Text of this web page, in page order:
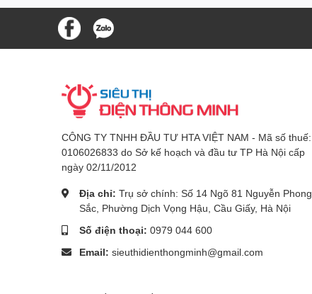
CÔNG TY TNHH ĐẦU TƯ HTA VIỆT NAM - Mã số thuế:
0106026833 do Sở kế hoạch và đầu tư TP Hà Nội cấp
ngày 02/11/2012
Địa chỉ: Trụ sở chính: Số 14 Ngõ 81 Nguyễn Phong
Sắc, Phường Dịch Vọng Hậu, Cầu Giấy, Hà Nội
Số điện thoại: 0979 044 600
Email: sieuthidienthongminh@gmail.com